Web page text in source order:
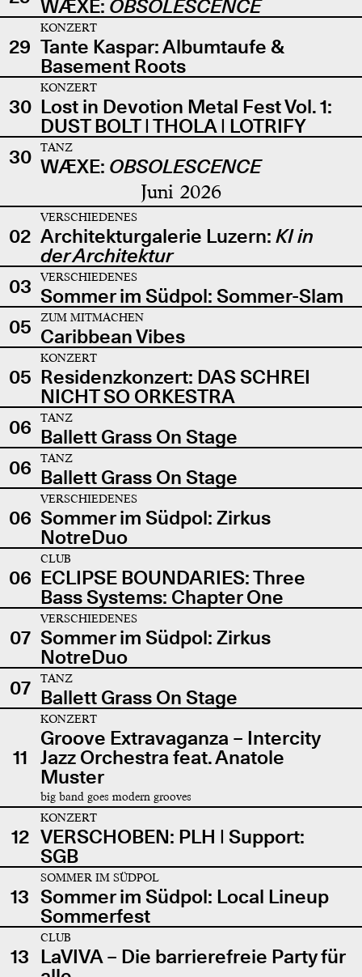
WÆXE: OBSOLESCENCE
29
KONZERT
Tante Kaspar: Albumtaufe &
Basement Roots
30
KONZERT
Lost in Devotion Metal Fest Vol. 1:
DUST BOLT | THOLA | LOTRIFY
30
TANZ
WÆXE: OBSOLESCENCE
Juni 2026
02
VERSCHIEDENES
Architekturgalerie Luzern: KI in
der Architektur
03
VERSCHIEDENES
Sommer im Südpol: Sommer-Slam
05
ZUM MITMACHEN
Caribbean Vibes
05
KONZERT
Residenzkonzert: DAS SCHREI
NICHT SO ORKESTRA
06
TANZ
Ballett Grass On Stage
06
TANZ
Ballett Grass On Stage
06
VERSCHIEDENES
Sommer im Südpol: Zirkus
NotreDuo
06
CLUB
ECLIPSE BOUNDARIES: Three
Bass Systems: Chapter One
07
VERSCHIEDENES
Sommer im Südpol: Zirkus
NotreDuo
07
TANZ
Ballett Grass On Stage
11
KONZERT
Groove Extravaganza – Intercity
Jazz Orchestra feat. Anatole
Muster
big band goes modern grooves
12
KONZERT
VERSCHOBEN: PLH | Support:
SGB
13
SOMMER IM SÜDPOL
Sommer im Südpol: Local Lineup
Sommerfest
13
CLUB
LaVIVA – Die barrierefreie Party für